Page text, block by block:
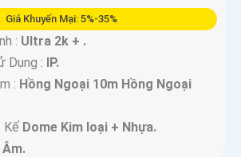
Giá Khuyến Mại: 5%-35%
: Ultra 2k + .
Dụng : IP.
: Hồng Ngoại 10m Hồng Ngoại
Kế Dome Kim loại + Nhựa.